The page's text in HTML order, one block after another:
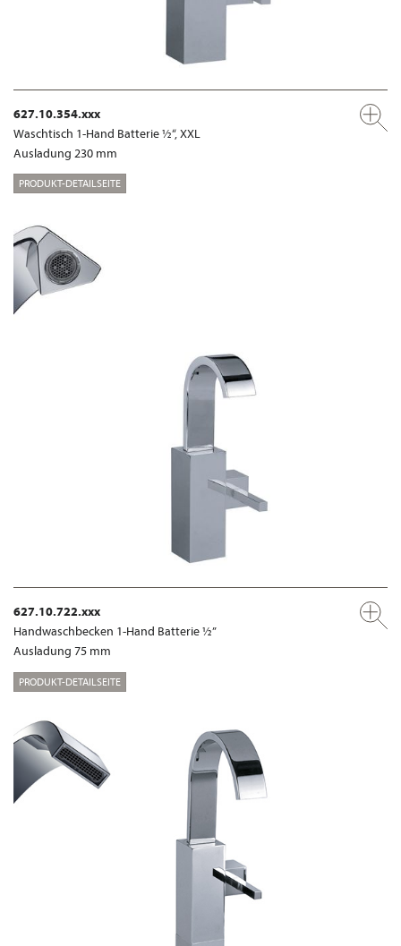
627.10.354.xxx
Waschtisch 1-Hand Batterie ½“, XXL
Ausladung 230 mm
PRODUKT-DETAILSEITE
627.10.722.xxx
Handwaschbecken 1-Hand Batterie ½”
Ausladung 75 mm
PRODUKT-DETAILSEITE